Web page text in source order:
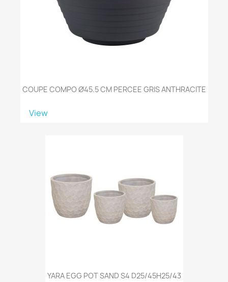
COUPE COMPO Ø45.5 CM PERCEE GRIS ANTHRACITE
View
YARA EGG POT SAND S4 D25/45H25/43